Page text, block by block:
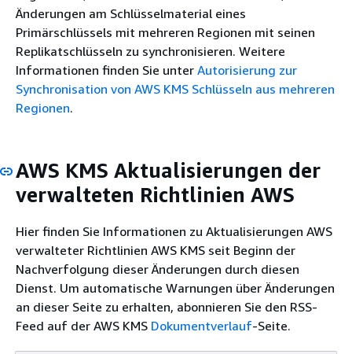
Änderungen am Schlüsselmaterial eines
Primärschlüssels mit mehreren Regionen mit seinen
Replikatschlüsseln zu synchronisieren. Weitere
Informationen finden Sie unter Autorisierung zur
Synchronisation von AWS KMS Schlüsseln aus mehreren
Regionen.
AWS KMS Aktualisierungen der
verwalteten Richtlinien AWS
Hier finden Sie Informationen zu Aktualisierungen AWS
verwalteter Richtlinien AWS KMS seit Beginn der
Nachverfolgung dieser Änderungen durch diesen
Dienst. Um automatische Warnungen über Änderungen
an dieser Seite zu erhalten, abonnieren Sie den RSS-
Feed auf der AWS KMS Dokumentverlauf-Seite.